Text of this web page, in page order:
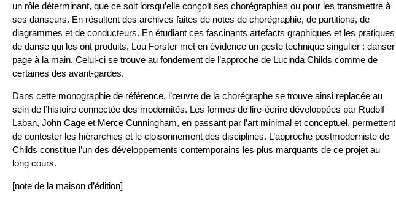
un rôle déterminant, que ce soit lorsqu’elle conçoit ses chorégraphies ou pour les transmettre à
ses danseurs. En résultent des archives faites de notes de chorégraphie, de partitions, de
diagrammes et de conducteurs. En étudiant ces fascinants artefacts graphiques et les pratiques
de danse qui les ont produits, Lou Forster met en évidence un geste technique singulier : danser
page à la main. Celui-ci se trouve au fondement de l’approche de Lucinda Childs comme de
certaines des avant-gardes.
Dans cette monographie de référence, l’œuvre de la chorégraphe se trouve ainsi replacée au
sein de l’histoire connectée des modernités. Les formes de lire-écrire développées par Rudolf
Laban, John Cage et Merce Cunningham, en passant par l’art minimal et conceptuel, permettent
de contester les hiérarchies et le cloisonnement des disciplines. L’approche postmoderniste de
Childs constitue l’un des développements contemporains les plus marquants de ce projet au
long cours.
[note de la maison d’édition]